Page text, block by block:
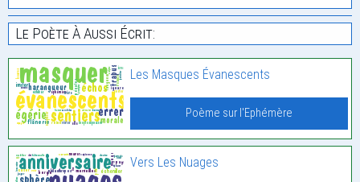
Le Poète À Aussi Écrit:
Les Masques Évanescents
Poème sur l'Ephémère
Vers Les Nuages